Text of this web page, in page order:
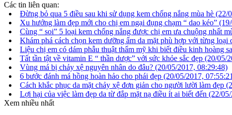
Các tin liên quan:
Đừng bỏ qua 5 điều sau khi sử dụng kem chống nắng mùa hè (22/
Xu hướng làm đẹp mới cho chị em ngại đụng chạm “ dao kéo”
Cùng “ soi” 5 loại kem chống nắng được chị em ưa chuộng nhất
Khám phá cách chọn kem dưỡng ẩm da mặt phù hợp với từng loại
Liệu chị em có dám phẫu thuật thẩm mỹ khi biết điều kinh hoàng
Tất tần tật về vitamin E “ thần dược” với sức khỏe sắc đẹp (20/05/
Vùng má bị chảy xệ nguyên nhân do đâu? (20/05/2017, 08:29:48)
6 bước đánh má hồng hoàn hảo cho phái đẹp (20/05/2017,
Cách khắc phục da mặt chảy xệ đơn giản cho người lười làm đẹp
Lợi hại của việc làm đẹp da từ đắp mặt nạ điều ít ai biết đến (22/
Xem nhiều nhất